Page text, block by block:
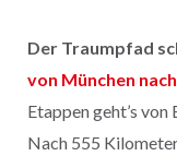
Der Traumpfad
von München
Etappen geht’s
Nach 555